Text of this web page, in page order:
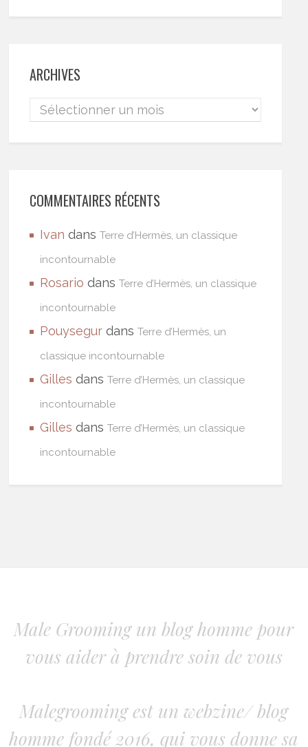
ARCHIVES
COMMENTAIRES RÉCENTS
Ivan dansTerre d’Hermès, un classique
incontournable
Rosario dansTerre d’Hermès, un classique
incontournable
Pouysegur dansTerre d’Hermès, un
classique incontournable
Gilles dansTerre d’Hermès, un classique
incontournable
Gilles dansTerre d’Hermès, un classique
incontournable
Male Grooming un blog homme pour
vous aider à prendre soin de vous
Malegrooming est un webzine/ blog
homme fondé 2016, qui vous donne sa